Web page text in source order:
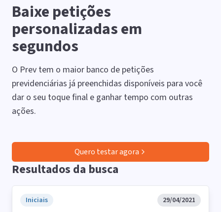
Baixe petições
personalizadas em
segundos
O Prev tem o maior banco de petições
previdenciárias já preenchidas disponíveis para você
dar o seu toque final e ganhar tempo com outras
ações.
Quero testar agora
Resultados da busca
Iniciais 29/04/2021